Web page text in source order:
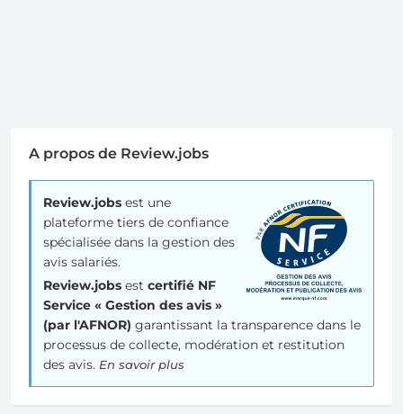
A propos de Review.jobs
Review.jobs est une
plateforme tiers de confiance
spécialisée dans la gestion des
avis salariés.
Review.jobs est certifié NF
Service « Gestion des avis »
(par l'AFNOR) garantissant la transparence dans le
processus de collecte, modération et restitution
des avis. En savoir plus